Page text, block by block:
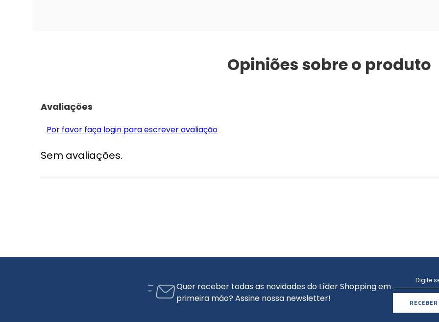
Opiniões sobre o produto
Avaliações
Por favor faça login para escrever avaliação
Sem avaliações.
Quer receber todas as novidades do Líder Shopping em
primeira mão? Assine nossa newsletter!